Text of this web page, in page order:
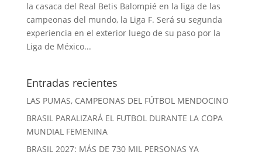
la casaca del Real Betis Balompié en la liga de las
campeonas del mundo, la Liga F. Será su segunda
experiencia en el exterior luego de su paso por la
Liga de México...
Entradas recientes
LAS PUMAS, CAMPEONAS DEL FÚTBOL MENDOCINO
BRASIL PARALIZARÁ EL FUTBOL DURANTE LA COPA
MUNDIAL FEMENINA
BRASIL 2027: MÁS DE 730 MIL PERSONAS YA